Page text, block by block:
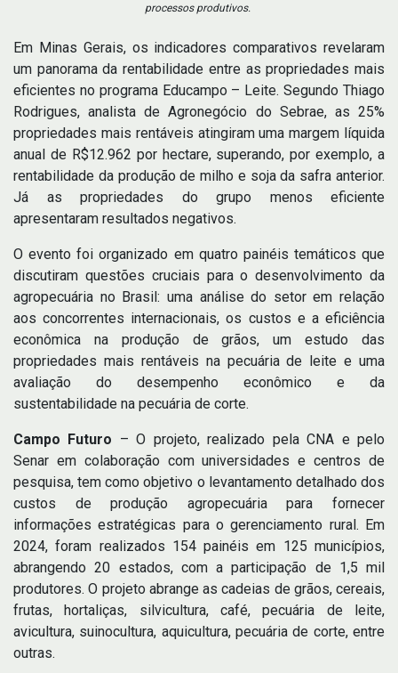
processos produtivos.
Em Minas Gerais, os indicadores comparativos revelaram
um panorama da rentabilidade entre as propriedades mais
eficientes no programa Educampo – Leite. Segundo Thiago
Rodrigues, analista de Agronegócio do Sebrae, as 25%
propriedades mais rentáveis atingiram uma margem líquida
anual de R$12.962 por hectare, superando, por exemplo, a
rentabilidade da produção de milho e soja da safra anterior.
Já as propriedades do grupo menos eficiente
apresentaram resultados negativos.
O evento foi organizado em quatro painéis temáticos que
discutiram questões cruciais para o desenvolvimento da
agropecuária no Brasil: uma análise do setor em relação
aos concorrentes internacionais, os custos e a eficiência
econômica na produção de grãos, um estudo das
propriedades mais rentáveis na pecuária de leite e uma
avaliação do desempenho econômico e da
sustentabilidade na pecuária de corte.
Campo Futuro – O projeto, realizado pela CNA e pelo
Senar em colaboração com universidades e centros de
pesquisa, tem como objetivo o levantamento detalhado dos
custos de produção agropecuária para fornecer
informações estratégicas para o gerenciamento rural. Em
2024, foram realizados 154 painéis em 125 municípios,
abrangendo 20 estados, com a participação de 1,5 mil
produtores. O projeto abrange as cadeias de grãos, cereais,
frutas, hortaliças, silvicultura, café, pecuária de leite,
avicultura, suinocultura, aquicultura, pecuária de corte, entre
outras.